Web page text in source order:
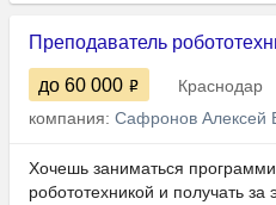
Преподаватель
до 60 000
Краснодар
компания: Сафронов Алексей
Хочешь заниматься
робототехникой и получать за